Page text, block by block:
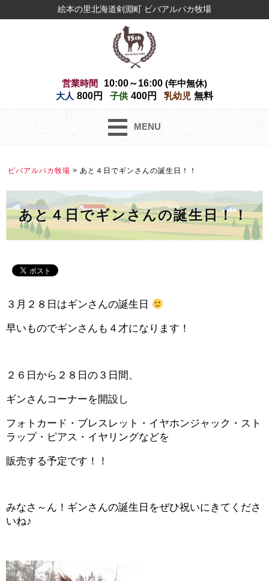
絵本の里北海道剣淵町 ビバアルパカ牧場
営業時間 10:00～16:00 (年中無休)
大人 800円 子供 400円 乳幼児 無料
MENU
ビバアルパカ牧場 > あと４日でギンさんの誕生日！！
あと４日でギンさんの誕生日！！
３月２８日はギンさんの誕生日
早いものでギンさんも４才になります！
２６日から２８日の３日間、
ギンさんコーナーを開設し
フォトカード・ブレスレット・イヤホンジャック・スト
ラップ・ピアス・イヤリングなどを
販売する予定です！！
みなさ～ん！ギンさんの誕生日をぜひ祝いにきてくださ
いね♪